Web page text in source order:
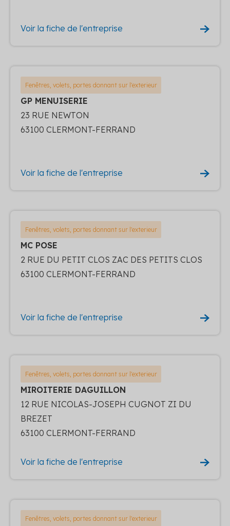
Voir la fiche de l'entreprise
Fenêtres, volets, portes donnant sur l'exterieur
GP MENUISERIE
23 RUE NEWTON
63100 CLERMONT-FERRAND
Voir la fiche de l'entreprise
Fenêtres, volets, portes donnant sur l'exterieur
MC POSE
2 RUE DU PETIT CLOS ZAC DES PETITS CLOS
63100 CLERMONT-FERRAND
Voir la fiche de l'entreprise
Fenêtres, volets, portes donnant sur l'exterieur
MIROITERIE DAGUILLON
12 RUE NICOLAS-JOSEPH CUGNOT ZI DU
BREZET
63100 CLERMONT-FERRAND
Voir la fiche de l'entreprise
Fenêtres, volets, portes donnant sur l'exterieur